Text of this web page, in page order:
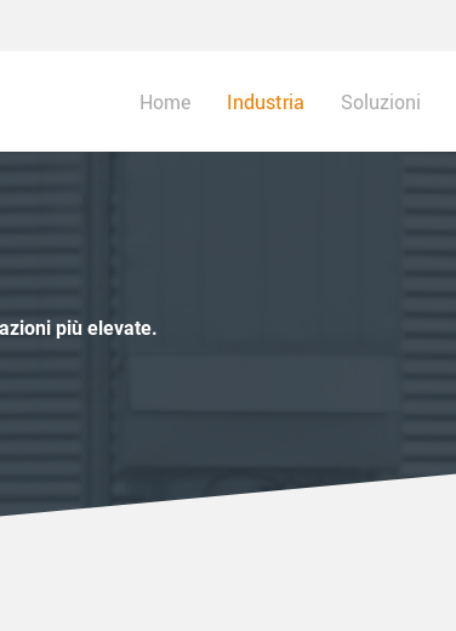
Home Industria Soluzioni
più elevate.